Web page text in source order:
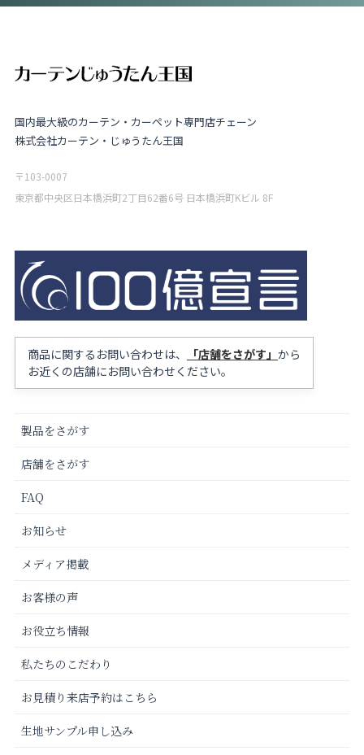
国内最大級のカーテン・カーペット専門店チェーン
株式会社カーテン・じゅうたん王国
〒103-0007
東京都中央区日本橋浜町2丁目62番6号 日本橋浜町Kビル 8F
商品に関するお問い合わせは、 「店舗をさがす」 から
お近くの店舗にお問い合わせください。
製品をさがす
店舗をさがす
FAQ
お知らせ
メディア掲載
お客様の声
お役立ち情報
私たちのこだわり
お見積り来店予約はこちら
生地サンプル申し込み